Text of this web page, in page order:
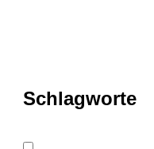
Schlagworte